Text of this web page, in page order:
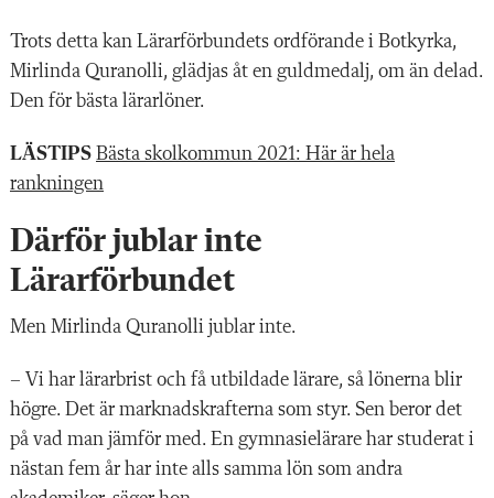
Trots detta kan Lärarförbundets ordförande i Botkyrka,
Mirlinda Quranolli, glädjas åt en guldmedalj, om än delad.
Den för bästa lärarlöner.
LÄSTIPS Bästa skolkommun 2021: Här är hela
rankningen
Därför jublar inte
Lärarförbundet
Men Mirlinda Quranolli jublar inte.
– Vi har lärarbrist och få utbildade lärare, så lönerna blir
högre. Det är marknadskrafterna som styr. Sen beror det
på vad man jämför med. En gymnasielärare har studerat i
nästan fem år har inte alls samma lön som andra